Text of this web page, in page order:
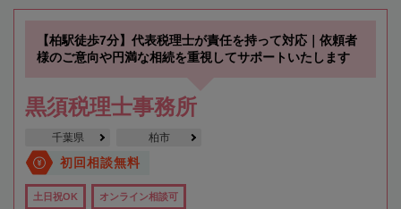
【柏駅徒歩7分】代表税理士が責任を持って対応｜依頼者
様のご意向や円満な相続を重視してサポートいたします
黒須税理士事務所
千葉県 柏市
初回相談無料
土日祝OK オンライン相談可